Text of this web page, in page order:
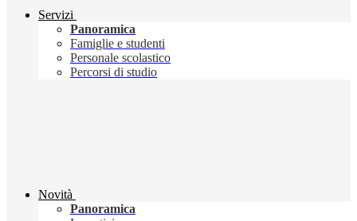
Servizi
Panoramica
Famiglie e studenti
Personale scolastico
Percorsi di studio
Novità
Panoramica